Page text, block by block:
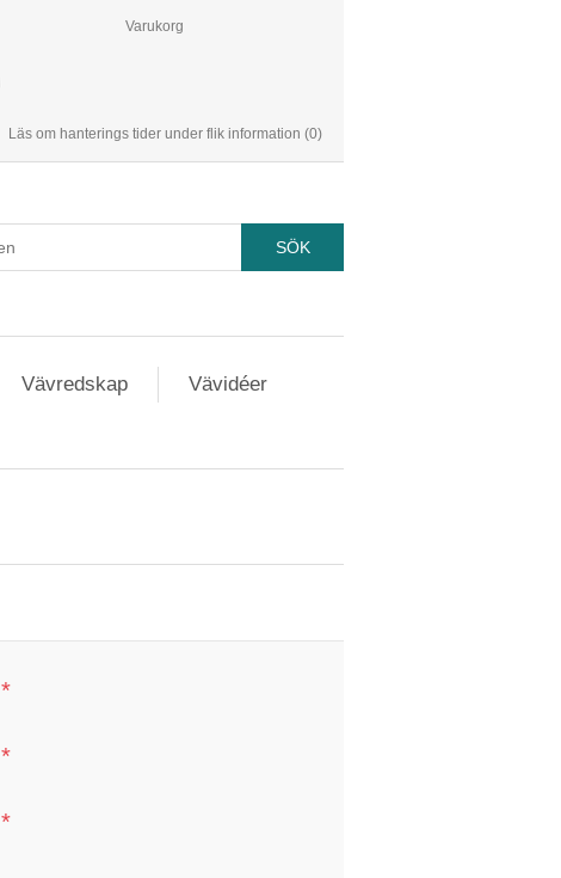
Varukorg
Läs om hanterings tider under flik information (0)
Vävredskap
Vävidéer
*
*
*